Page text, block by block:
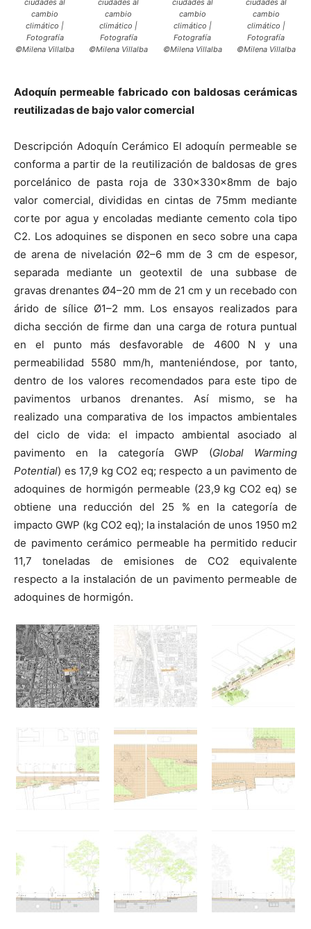
cambio
climático |
Fotografía
©Milena Villalba
cambio
climático |
Fotografía
©Milena Villalba
cambio
climático |
Fotografía
©Milena Villalba
cambio
climático |
Fotografía
©Milena Villalba
Adoquín permeable fabricado con baldosas cerámicas
reutilizadas de bajo valor comercial
Descripción Adoquín Cerámico El adoquín permeable se
conforma a partir de la reutilización de baldosas de gres
porcelánico de pasta roja de 330x330x8mm de bajo
valor comercial, divididas en cintas de 75mm mediante
corte por agua y encoladas mediante cemento cola tipo
C2. Los adoquines se disponen en seco sobre una capa
de arena de nivelación Ø2–6 mm de 3 cm de espesor,
separada mediante un geotextil de una subbase de
gravas drenantes Ø4–20 mm de 21 cm y un recebado con
árido de sílice Ø1–2 mm. Los ensayos realizados para
dicha sección de firme dan una carga de rotura puntual
en el punto más desfavorable de 4600 N y una
permeabilidad 5580 mm/h, manteniéndose, por tanto,
dentro de los valores recomendados para este tipo de
pavimentos urbanos drenantes. Así mismo, se ha
realizado una comparativa de los impactos ambientales
del ciclo de vida: el impacto ambiental asociado al
pavimento en la categoría GWP (Global Warming
Potential) es 17,9 kg CO2 eq; respecto a un pavimento de
adoquines de hormigón permeable (23,9 kg CO2 eq) se
obtiene una reducción del 25 % en la categoría de
impacto GWP (kg CO2 eq); la instalación de unos 1950 m2
de pavimento cerámico permeable ha permitido reducir
11,7 toneladas de emisiones de CO2 equivalente
respecto a la instalación de un pavimento permeable de
adoquines de hormigón.